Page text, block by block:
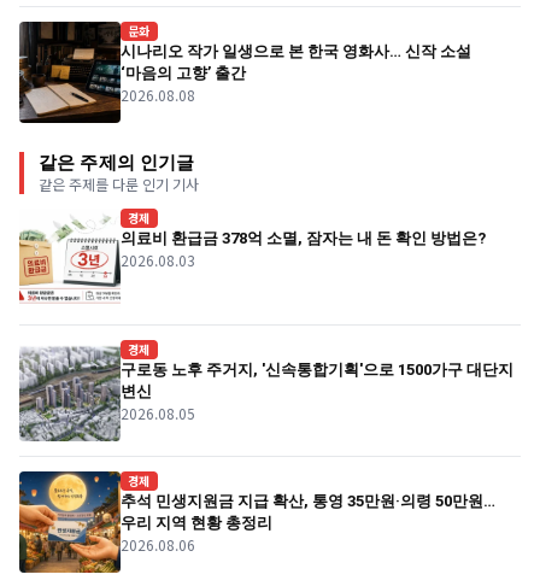
문화
시나리오 작가 일생으로 본 한국 영화사… 신작 소설
‘마음의 고향’ 출간
2026.08.08
같은 주제의 인기글
같은 주제를 다룬 인기 기사
경제
의료비 환급금 378억 소멸, 잠자는 내 돈 확인 방법은?
2026.08.03
경제
구로동 노후 주거지, '신속통합기획'으로 1500가구 대단지
변신
2026.08.05
경제
추석 민생지원금 지급 확산, 통영 35만원·의령 50만원…
우리 지역 현황 총정리
2026.08.06